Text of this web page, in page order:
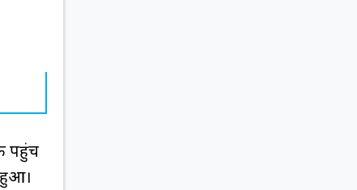
पहुंच
हुआ।